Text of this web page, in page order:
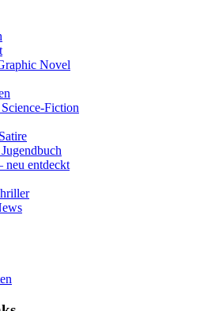
Novel
Fiction
neu entdeckt